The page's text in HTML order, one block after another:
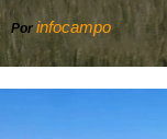
Por infocampo